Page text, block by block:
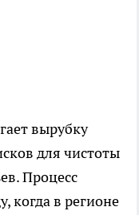
вырубку
для чистоты
Процесс
когда в регионе